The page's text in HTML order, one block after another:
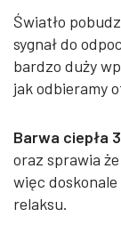
Światło
sygnał do
bardzo duży
jak odbieramy
Barwa ciepła
oraz sprawia
więc
relaksu.